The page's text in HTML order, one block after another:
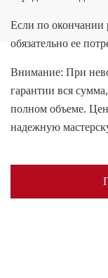
Если по окончании
обязательно ее
Внимание: При
гарантии вся
полном объеме.
надежную